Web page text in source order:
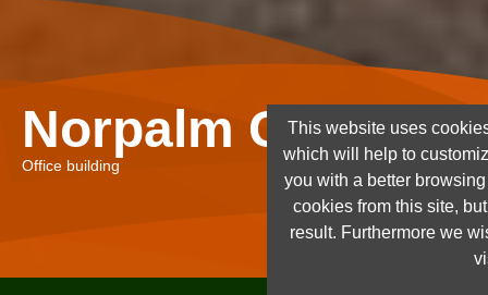
Norpalm Ghana
Office building
This website uses
which will help to
you with a better
cookies from this site,
result. Furthermore we